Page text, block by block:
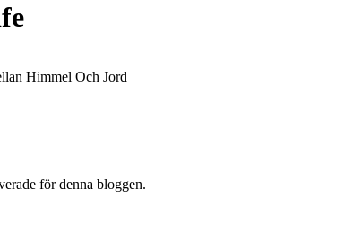
Himmel Och Jord
för denna bloggen.